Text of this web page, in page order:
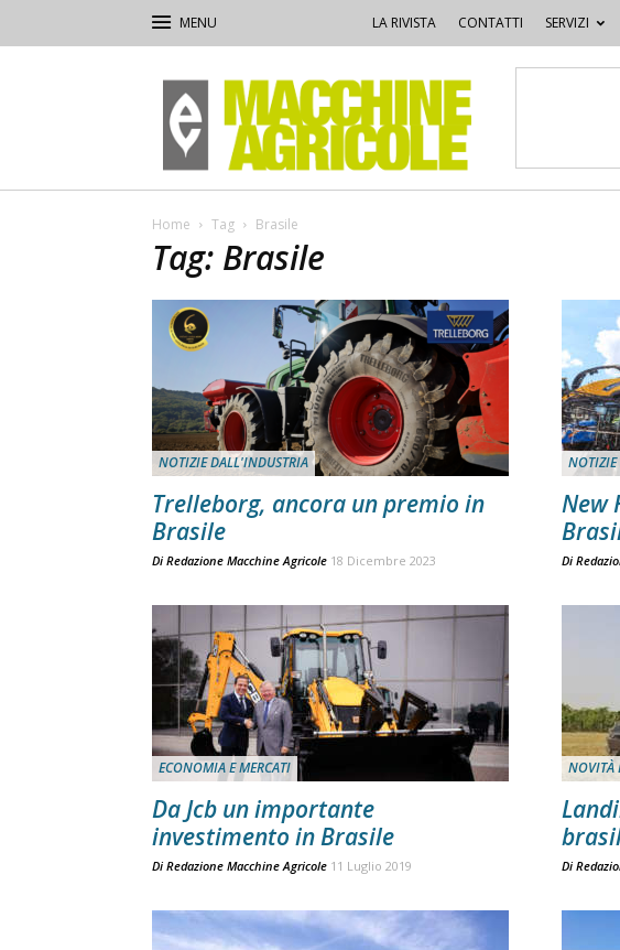
LA RIVISTA CONTATTI SERVIZI
Macchine
Agricole
Home Tag Brasile
Tag: Brasile
NOTIZIE DALL'INDUSTRIA
Trelleborg, ancora un premio in
Brasile
Di Redazione Macchine Agricole 18 Dicembre 2023
New
Di
ECONOMIA E MERCATI
Da Jcb un importante
investimento in Brasile
Di Redazione Macchine Agricole 11 Luglio 2019
NOVITÀ
Di